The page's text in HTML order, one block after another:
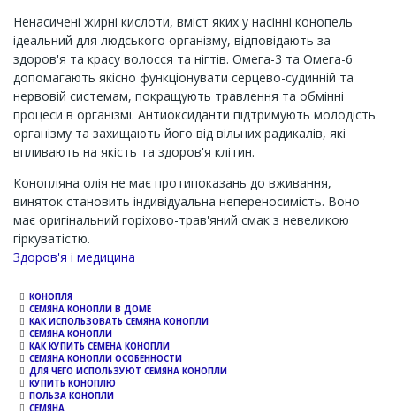
Ненасичені жирні кислоти, вміст яких у насінні конопель
ідеальний для людського організму, відповідають за
здоров'я та красу волосся та нігтів. Омега-3 та Омега-6
допомагають якісно функціонувати серцево-судинній та
нервовій системам, покращують травлення та обмінні
процеси в організмі. Антиоксиданти підтримують молодість
організму та захищають його від вільних радикалів, які
впливають на якість та здоров'я клітин.
Конопляна олія не має протипоказань до вживання,
виняток становить індивідуальна непереносимість. Воно
має оригінальний горіхово-трав'яний смак з невеликою
гіркуватістю.
Channel
Здоров'я і медицина
КОНОПЛЯ
СЕМЯНА КОНОПЛИ В ДОМЕ
КАК ИСПОЛЬЗОВАТЬ СЕМЯНА КОНОПЛИ
СЕМЯНА КОНОПЛИ
КАК КУПИТЬ СЕМЕНА КОНОПЛИ
СЕМЯНА КОНОПЛИ ОСОБЕННОСТИ
ДЛЯ ЧЕГО ИСПОЛЬЗУЮТ СЕМЯНА КОНОПЛИ
КУПИТЬ КОНОПЛЮ
ПОЛЬЗА КОНОПЛИ
СЕМЯНА